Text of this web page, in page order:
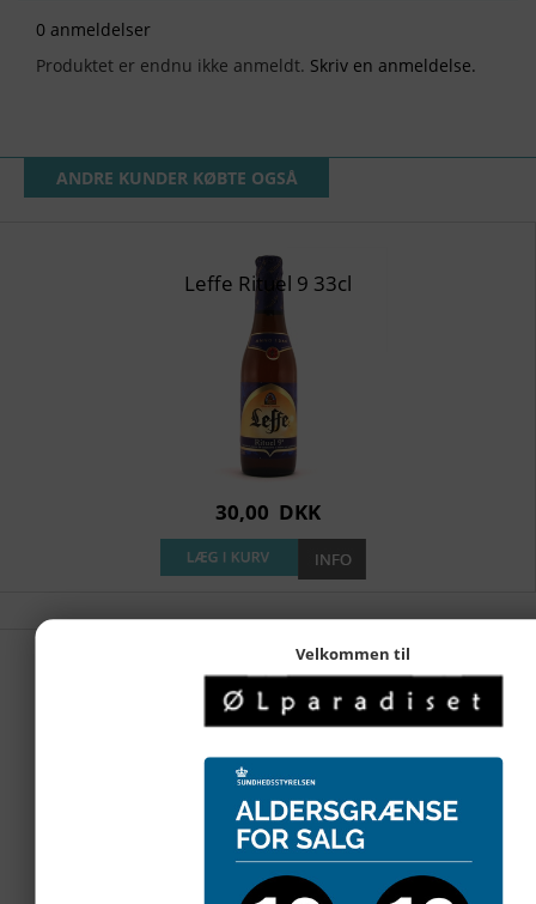
Velkommen til
0 anmeldelser
Produktet er endnu ikke anmeldt. Skriv en anmeldelse.
ANDRE KUNDER KØBTE OGSÅ
Leffe Rituel 9 33cl
30,00 DKK
Leffe Blond 0,0% 33cl